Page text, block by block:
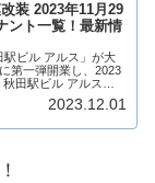
装 2023年11月29
ント一覧！最新情
駅ビル アルス」が大
第一弾開業し、2023
田駅ビル アルス
ア「アルスえきちか
2023.12.01